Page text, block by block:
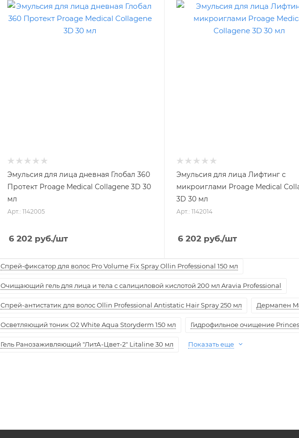
Эмульсия для лица дневная Глобал 360
Протект Proage Medical Collagene 3D 30
мл
Арт.: 1142005
6 202 руб./шт
Эмульсия для лица Лифтинг с
микроиглами Proage Medical
3D 30 мл
Арт.: 1142014
6 202 руб./шт
Спрей-фиксатор для волос Pro Volume Fix Spray Ollin Professional 150 мл
Очищающий гель для лица и тела с салициловой кислотой 200 мл Aravia Professional
Спрей-антистатик для волос Ollin Professional Antistatic Hair Spray 250 мл Дермапен
Осветляющий тоник O2 White Aqua Storyderm 150 мл Гидрофильное очищение
Гель Ранозаживляющий "ЛитА-Цвет-2" Litaline 30 мл Показать еще